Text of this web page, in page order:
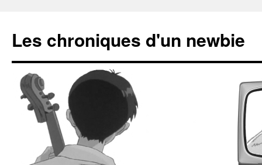
Les chroniques d'un newbie